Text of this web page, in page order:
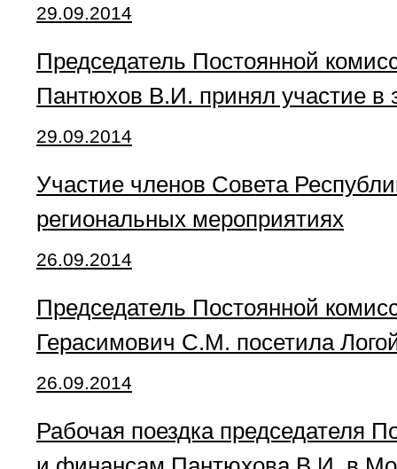
29.09.2014
Председатель Постоянной
Пантюхов В.И. принял участие в
29.09.2014
Участие членов Совета
региональных мероприятиях
26.09.2014
Председатель Постоянной
Герасимович С.М. посетила
26.09.2014
Рабочая поездка председателя